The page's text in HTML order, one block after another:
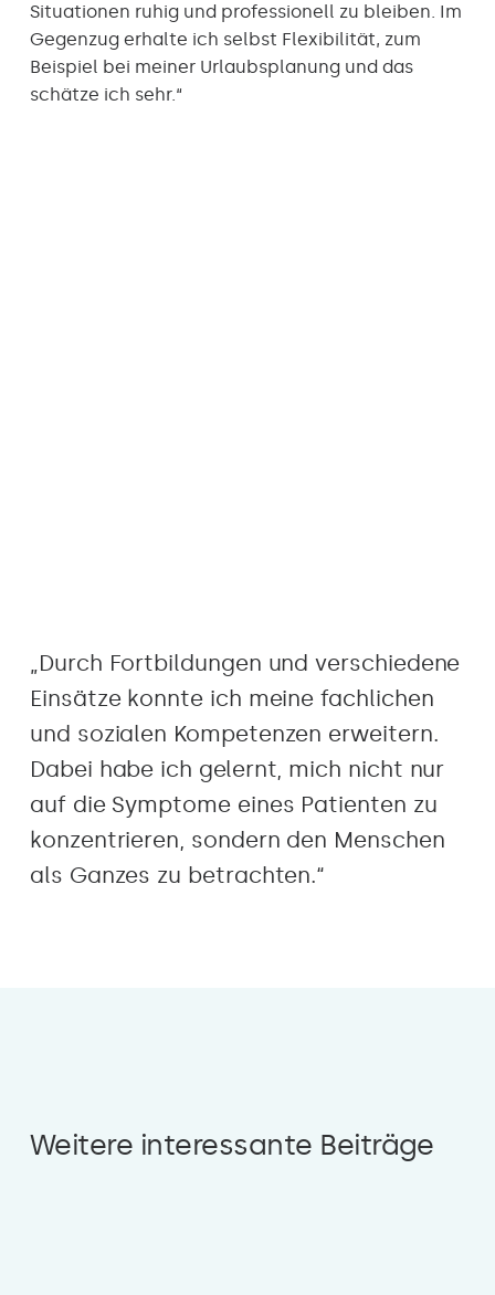
Situationen ruhig und professionell zu bleiben. Im
Gegenzug erhalte ich selbst Flexibilität, zum
Beispiel bei meiner Urlaubsplanung und das
schätze ich sehr.“
„Durch Fortbildungen und verschiedene
Einsätze konnte ich meine fachlichen
und sozialen Kompetenzen erweitern.
Dabei habe ich gelernt, mich nicht nur
auf die Symptome eines Patienten zu
konzentrieren, sondern den Menschen
als Ganzes zu betrachten.“
Weitere interessante Beiträge